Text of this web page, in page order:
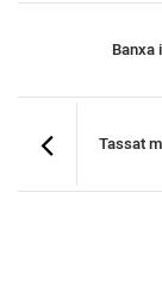
Banxa
Tassat